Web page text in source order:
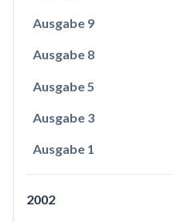
Ausgabe 9
Ausgabe 8
Ausgabe 5
Ausgabe 3
Ausgabe 1
2002